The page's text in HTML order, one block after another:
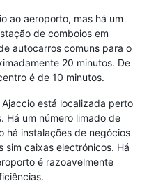
ao aeroporto, mas há um
de comboios em
autocarros comuns para o
20 minutos. De
é de 10 minutos.
está localizada perto
Há um número limado de
há instalações de negócios
sim caixas electrónicos. Há
é razoavelmente